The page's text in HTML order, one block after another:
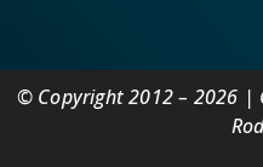
© Copyright 2012 – 2026 |